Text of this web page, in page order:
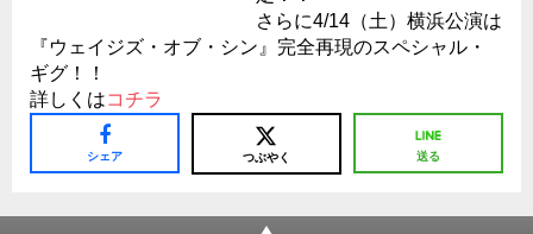
さらに4/14（土）横浜公演は
『ウェイジズ・オブ・シン』完全再現のスペシャル・
ギグ！！
詳しくはコチラ
シェア つぶやく 送る